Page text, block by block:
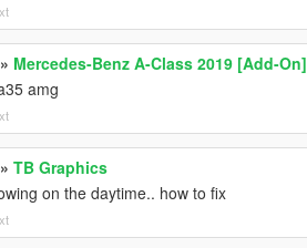
» Mercedes-Benz A-Class 2019 [Add-On]
amg
»TB Graphics
on the daytime.. how to fix